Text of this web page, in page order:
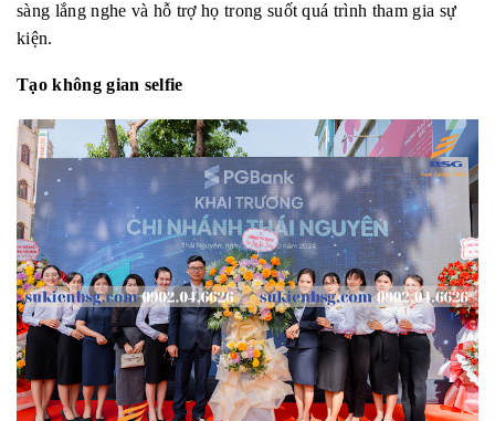
sàng lắng nghe và hỗ trợ họ trong suốt quá trình tham gia sự
kiện.
Tạo không gian selfie